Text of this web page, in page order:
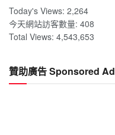
Today's Views: 2,264
今天網站訪客數量: 408
Total Views: 4,543,653
贊助廣告 Sponsored Ad